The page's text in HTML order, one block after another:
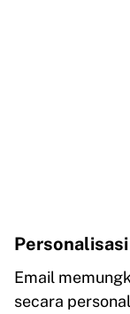
Email
secara